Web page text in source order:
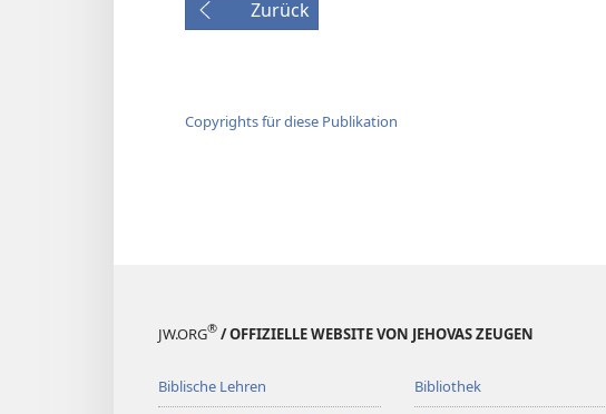
Zurück
Copyrights für diese Publikation
JW.ORG® / OFFIZIELLE WEBSITE VON JEHOVAS ZEUGEN
Biblische Lehren Bibliothek